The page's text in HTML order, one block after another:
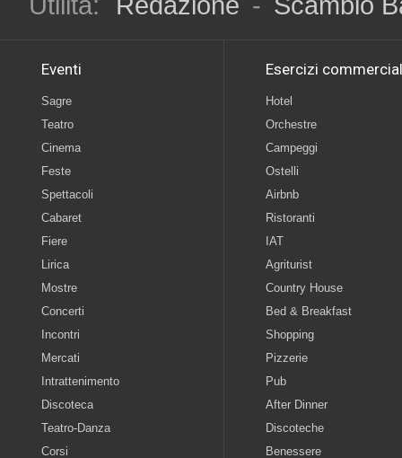
Eventi
Sagre
Teatro
Cinema
Feste
Spettacoli
Cabaret
Fiere
Lirica
Mostre
Concerti
Incontri
Mercati
Intrattenimento
Discoteca
Teatro-Danza
Corsi
Esercizi
Hotel
Orchestre
Campeggi
Ostelli
Airbnb
Ristoranti
IAT
Agriturist
Country House
Bed & Breakfast
Shopping
Pizzerie
Pub
After Dinner
Discoteche
Benessere